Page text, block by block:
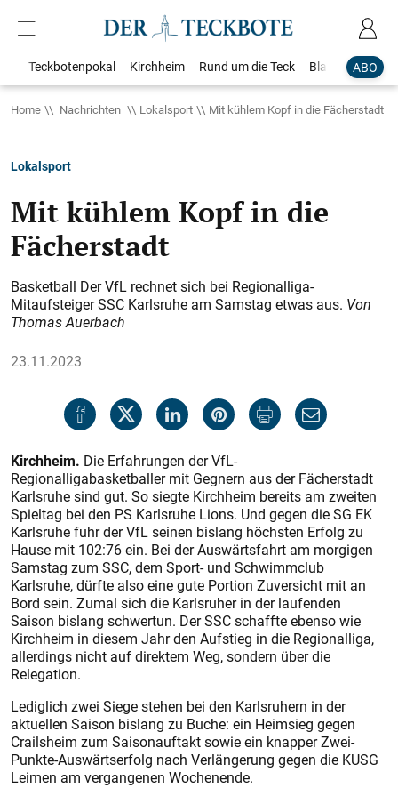
ABO
Teckbotenpokal Kirchheim Rund um die Teck Blaulicht
Home Nachrichten Lokalsport Mit kühlem Kopf in die Fächerstadt
Lokalsport
Mit kühlem Kopf in die
Fächerstadt
Basketball Der VfL rechnet sich bei Regionalliga-
Mitaufsteiger SSC Karlsruhe am Samstag etwas aus. Von
Thomas Auerbach
23.11.2023
Kirchheim. Die Erfahrungen der VfL-
Regionalligabasketballer mit Gegnern aus der Fächerstadt
Karlsruhe sind gut. So siegte Kirchheim bereits am zweiten
Spieltag bei den PS Karlsruhe Lions. Und gegen die SG EK
Karlsruhe fuhr der VfL seinen bislang höchsten Erfolg zu
Hause mit 102:76 ein. Bei der Auswärtsfahrt am morgigen
Samstag zum SSC, dem Sport- und Schwimmclub
Karlsruhe, dürfte also eine gute Portion Zuversicht mit an
Bord sein. Zumal sich die Karlsruher in der laufenden
Saison bislang schwertun. Der SSC schaffte ebenso wie
Kirchheim in diesem Jahr den Aufstieg in die Regionalliga,
allerdings nicht auf direktem Weg, sondern über die
Relegation.
Lediglich zwei Siege stehen bei den Karlsruhern in der
aktuellen Saison bislang zu Buche: ein Heimsieg gegen
Crailsheim zum Saisonauftakt sowie ein knapper Zwei-
Punkte-Auswärtserfolg nach Verlängerung gegen die KUSG
Leimen am vergangenen Wochenende.